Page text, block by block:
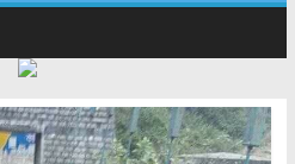
की कामना
सचिव मानसून-एसईओसी से मुख्य सचिव ने
खोला जाए, लोगों को न हो दिक्कत